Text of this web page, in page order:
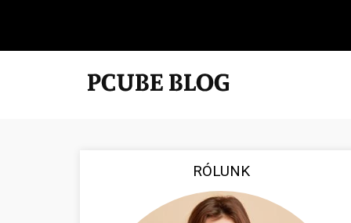
RÓLUNK